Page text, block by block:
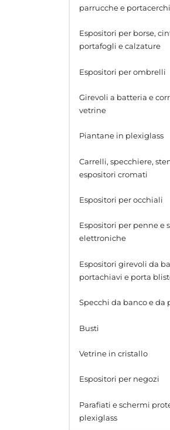
parrucche e
Espositori per
parrucche
Espositori per borse,
portafogli e calzature
Espositori per
Espositori per
Espositori per
Espositori per
Espositori per ombrelli
Girevoli a batteria e
vetrine
Piantane in plexiglass
Carrelli, specchiere,
espositori cromati
Espositori per occhiali
Espositori per penne e
elettroniche
Espositori girevoli da
portachiavi e porta
Espositori
ganci
Specchi da banco e da
Busti
Vetrine in cristallo
Laminato
Laminato light
All design
Espositori per negozi
Parafiati e schermi
plexiglass